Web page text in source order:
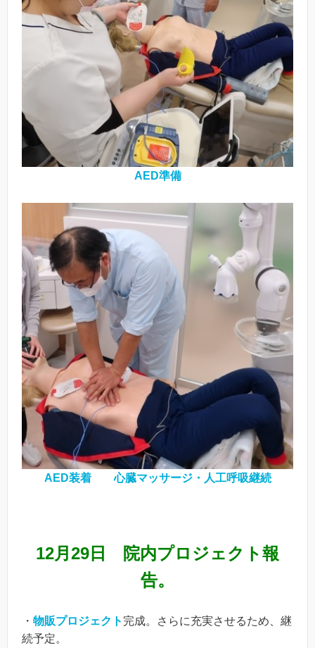
AED準備
AED装着 心臓マッサージ・人工呼吸継続
12月29日 院内プロジェクト報
告。
・ 物販プロジェクト 完成。さらに充実させるため、継
続予定。